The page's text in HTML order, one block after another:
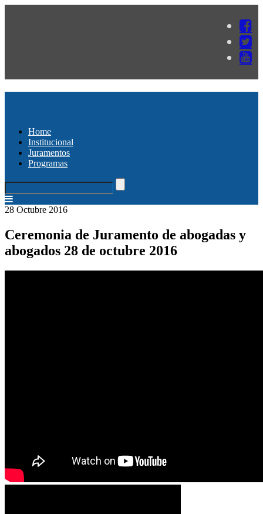
Home
Institucional
Juramentos
Programas
28 Octubre 2016
Ceremonia de Juramento de abogadas y
abogados 28 de octubre 2016